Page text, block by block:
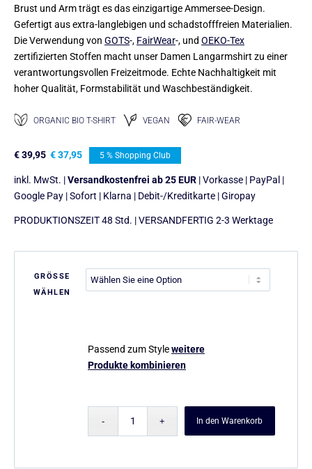
Brust und Arm trägt es das einzigartige Ammersee-Design.
Gefertigt aus extra-langlebigen und schadstofffreien Materialien.
Die Verwendung von GOTS-, FairWear-, und OEKO-Tex
zertifizierten Stoffen macht unser Damen Langarmshirt zu einer
verantwortungsvollen Freizeitmode. Echte Nachhaltigkeit mit
hoher Qualität, Formstabilität und Waschbeständigkeit.
ORGANIC BIO T-SHIRT VEGAN FAIR-WEAR
€39,95 €37,95 5 % Shopping Club
inkl. MwSt. |Versandkostenfrei ab 25 EUR | Vorkasse | PayPal |
Google Pay | Sofort | Klarna | Debit-/Kreditkarte | Giropay
PRODUKTIONSZEIT 48 Std. | VERSANDFERTIG 2-3 Werktage
GRÖSSE
WÄHLEN
Passend zum Styleweitere
Produkte kombinieren
In den Warenkorb